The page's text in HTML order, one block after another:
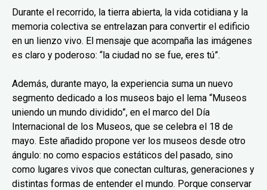
Durante el recorrido, la tierra abierta, la vida cotidiana y la
memoria colectiva se entrelazan para convertir el edificio
en un lienzo vivo. El mensaje que acompaña las imágenes
es claro y poderoso: “la ciudad no se fue, eres tú”.
Además, durante mayo, la experiencia suma un nuevo
segmento dedicado a los museos bajo el lema “Museos
uniendo un mundo dividido”, en el marco del Día
Internacional de los Museos, que se celebra el 18 de
mayo. Este añadido propone ver los museos desde otro
ángulo: no como espacios estáticos del pasado, sino
como lugares vivos que conectan culturas, generaciones y
distintas formas de entender el mundo. Porque conservar